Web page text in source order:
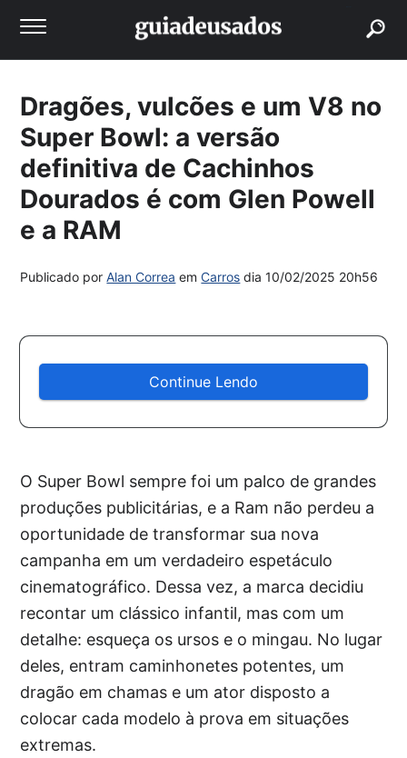
Dragões, vulcões e um V8 no
Super Bowl: a versão
definitiva de Cachinhos
Dourados é com Glen Powell
e a RAM
Publicado porAlan Correa emCarros dia10/02/2025 20h56
Continue Lendo
O Super Bowl sempre foi um palco de grandes
produções publicitárias, e a Ram não perdeu a
oportunidade de transformar sua nova
campanha em um verdadeiro espetáculo
cinematográfico. Dessa vez, a marca decidiu
recontar um clássico infantil, mas com um
detalhe: esqueça os ursos e o mingau. No lugar
deles, entram caminhonetes potentes, um
dragão em chamas e um ator disposto a
colocar cada modelo à prova em situações
extremas.